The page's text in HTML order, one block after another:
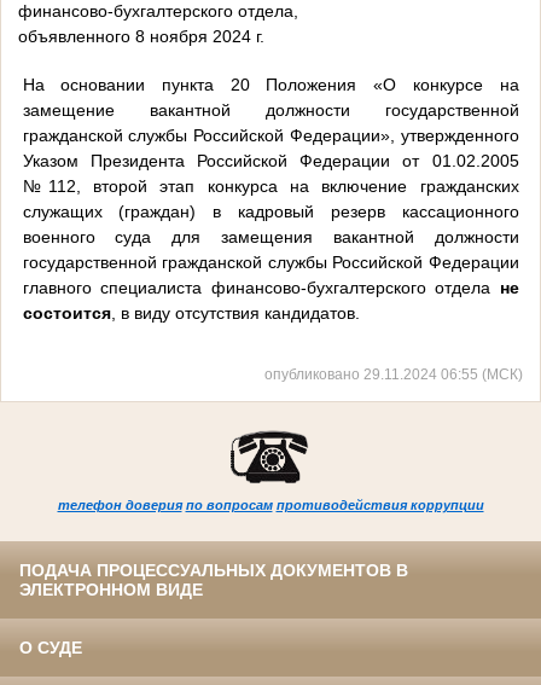
финансово-бухгалтерского отдела,
объявленного 8 ноября 2024 г.
На основании пункта 20 Положения «О конкурсе на
замещение вакантной должности государственной
гражданской службы Российской Федерации», утвержденного
Указом Президента Российской Федерации от 01.02.2005
№112, второй этап конкурса на включение гражданских
служащих (граждан) в кадровый резерв кассационного
военного суда для замещения вакантной должности
государственной гражданской службы Российской Федерации
главного специалиста финансово-бухгалтерского отдела не
состоится, в виду отсутствия кандидатов.
опубликовано 29.11.2024 06:55 (МСК)
телефон доверия по вопросам противодействия коррупции
ПОДАЧА ПРОЦЕССУАЛЬНЫХ ДОКУМЕНТОВ В
ЭЛЕКТРОННОМ ВИДЕ
О СУДЕ